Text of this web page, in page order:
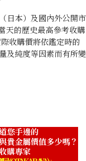
日本）及國內外公開市
天的歷史最高參考收購
收購價將依鑑定時的
及純度等因素而有所變
您手邊的
貴金屬價值多少嗎？
購專家